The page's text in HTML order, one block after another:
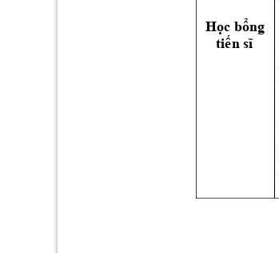
Học bổng
tiến sĩ